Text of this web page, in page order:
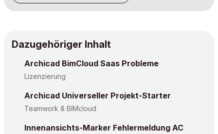
Dazugehöriger Inhalt
Archicad BimCloud Saas Probleme
Lizenzierung
Archicad Universeller Projekt-Starter
Teamwork & BIMcloud
Innenansichts-Marker Fehlermeldung AC